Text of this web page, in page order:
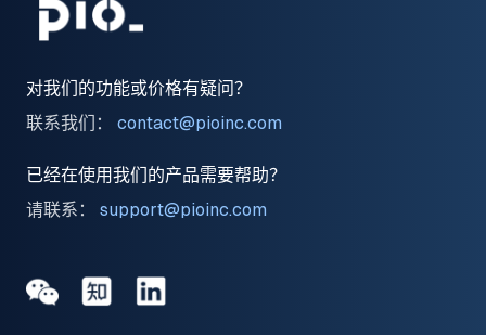
对我们的功能或价格有疑问？
联系我们：
contact@pioinc.com
已经在使用我们的产品需要帮助？
请联系：
support@pioinc.com
MediumMedium领英